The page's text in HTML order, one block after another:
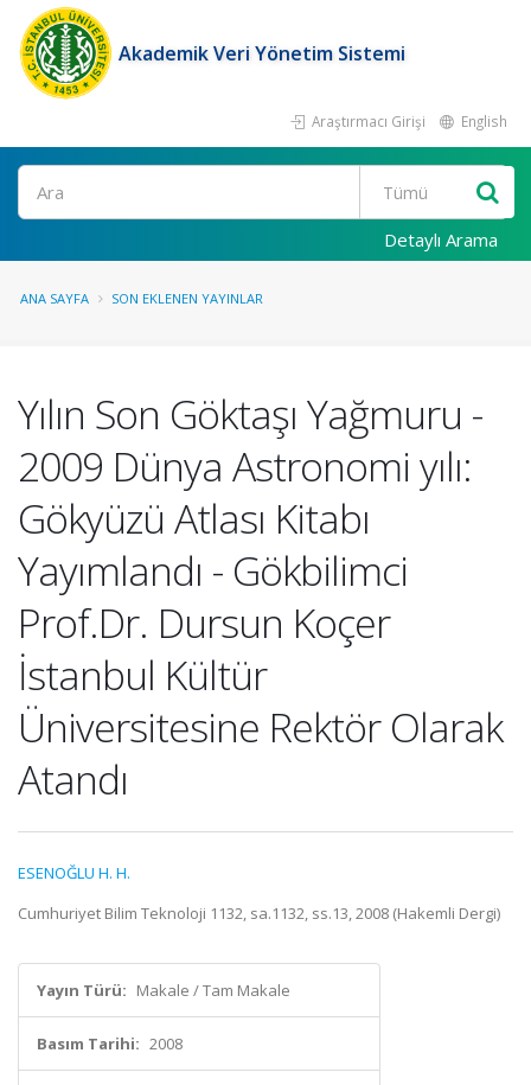
Akademik Veri Yönetim Sistemi
Araştırmacı Girişi English
Ara
Detaylı Arama
ANA SAYFA SON EKLENEN YAYINLAR
Yılın Son Göktaşı Yağmuru -
2009 Dünya Astronomi yılı:
Gökyüzü Atlası Kitabı
Yayımlandı - Gökbilimci
Prof.Dr. Dursun Koçer
İstanbul Kültür
Üniversitesine Rektör Olarak
Atandı
ESENOĞLU H. H.
Cumhuriyet Bilim Teknoloji 1132, sa.1132, ss.13, 2008 (Hakemli Dergi)
Yayın Türü: Makale / Tam Makale
Basım Tarihi: 2008